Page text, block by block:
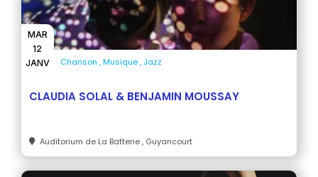
MAR
12
JANV
Chanson Musique Jazz
CLAUDIA SOLAL & BENJAMIN MOUSSAY
Auditorium de La Batterie , Guyancourt